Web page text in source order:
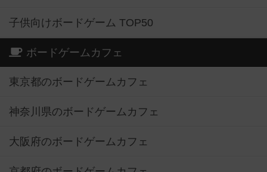
子供向けボードゲーム TOP50
ボードゲームカフェ
東京都のボードゲームカフェ
神奈川県のボードゲームカフェ
大阪府のボードゲームカフェ